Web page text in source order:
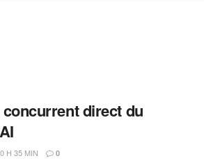
direct du
H 35 MIN 0